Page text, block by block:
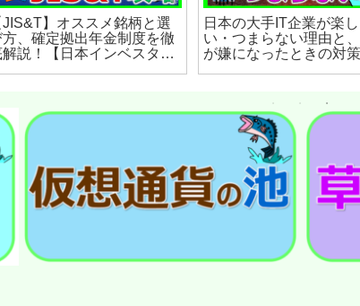
JIS&T】オススメ銘柄と選
方、確定拠出年金制度を徹
解説！【日本インベスタ
日本の大手IT企業が楽
い・つまらない理由と
が嫌になったときの対策